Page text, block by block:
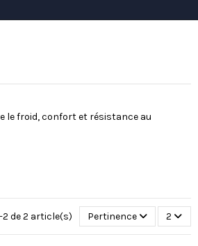
le froid, confort et résistance au
2 de 2 article(s) Pertinence 2